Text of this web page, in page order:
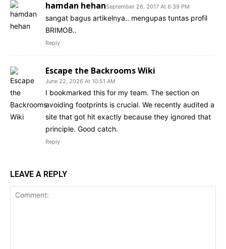
hamdan hehanSeptember 26, 2017 At 6:39 PM
sangat bagus artikelnya.. mengupas tuntas profil
BRIMOB..
Reply
Escape the Backrooms Wiki
June 22, 2026 At 10:51 AM
I bookmarked this for my team. The section on
avoiding footprints is crucial. We recently audited a
site that got hit exactly because they ignored that
principle. Good catch.
Reply
LEAVE A REPLY